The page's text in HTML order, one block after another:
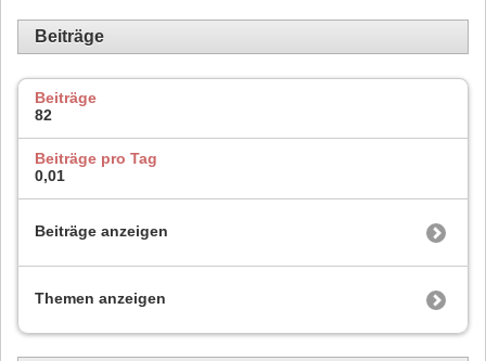
Beiträge
Beiträge
82
Beiträge pro Tag
0,01
Beiträge anzeigen
Themen anzeigen